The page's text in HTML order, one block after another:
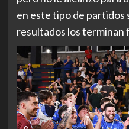
en este tipo de partidos
resultados los terminan